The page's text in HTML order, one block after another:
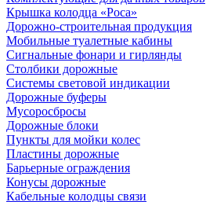
Крышка колодца «Роса»
Дорожно-строительная продукция
Мобильные туалетные кабины
Сигнальные фонари и гирлянды
Столбики дорожные
Системы световой индикации
Дорожные буферы
Мусоросбросы
Дорожные блоки
Пункты для мойки колес
Пластины дорожные
Барьерные ограждения
Конусы дорожные
Кабельные колодцы связи